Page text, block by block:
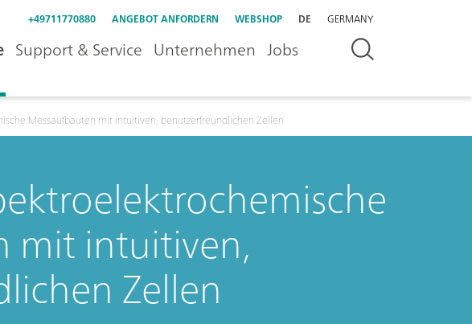
+49711770880 ANGEBOT ANFORDERN WEBSHOP DE GERMANY
Support & Service Unternehmen Jobs
Messaufbauten mit intuitiven, benutzerfreundlichen Zellen
mit intuitiven,
Zellen